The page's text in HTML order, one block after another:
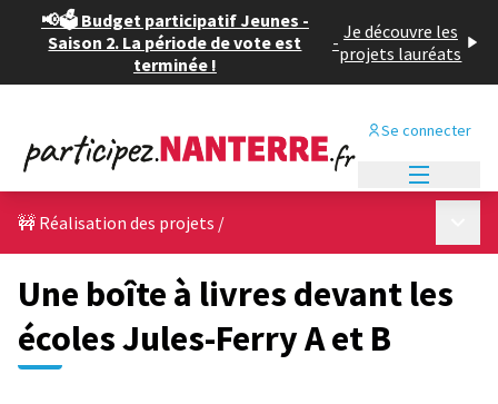
📢🗳️ Budget participatif Jeunes -
Saison 2. La période de vote est
terminée !
- Je découvre les
projets lauréats
Se connecter
🚧 Réalisation des projets /
Une boîte à livres devant les
écoles Jules-Ferry A et B